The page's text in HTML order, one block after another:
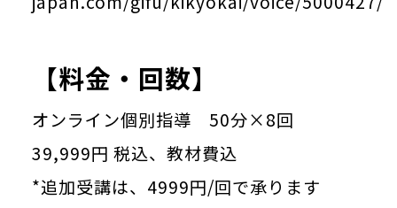
【料金・回数】
オンライン個別指導 50分×8回
39,999円 税込、教材費込
*追加受講は、4999円/回で承ります